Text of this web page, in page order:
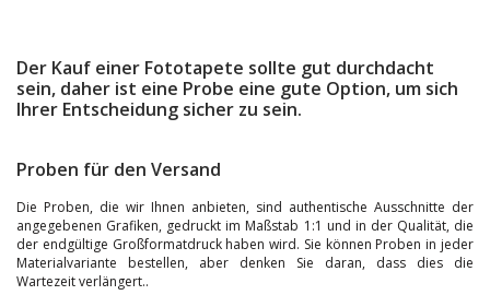
Der Kauf einer Fototapete sollte gut durchdacht
sein, daher ist eine Probe eine gute Option, um sich
Ihrer Entscheidung sicher zu sein.
Proben für den Versand
Die Proben, die wir Ihnen anbieten, sind authentische Ausschnitte der
angegebenen Grafiken, gedruckt im Maßstab 1:1 und in der Qualität, die
der endgültige Großformatdruck haben wird. Sie können Proben in jeder
Materialvariante bestellen, aber denken Sie daran, dass dies die
Wartezeit verlängert..